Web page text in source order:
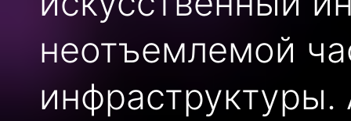
неотъемлемой